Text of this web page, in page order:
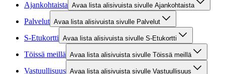
Ajankohtaista Avaa lista alisivuista sivulle Ajankohtaista
Palvelut Avaa lista alisivuista sivulle Palvelut
S-Etukortti Avaa lista alisivuista sivulle S-Etukortti
Töissä meillä Avaa lista alisivuista sivulle Töissä meillä
Vastuullisuus Avaa lista alisivuista sivulle Vastuullisuus